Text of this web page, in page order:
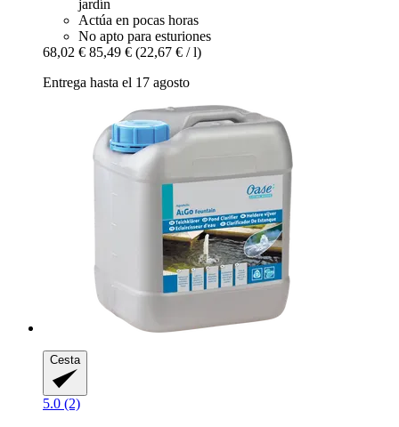
jardín
Actúa en pocas horas
No apto para esturiones
68,02 € 85,49 € (22,67 € / l)
Entrega hasta el 17 agosto
Cesta
5.0 (2)